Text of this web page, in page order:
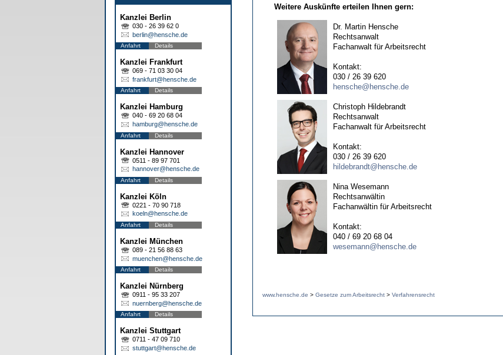
Kanzlei Berlin
030 - 26 39 62 0
berlin@hensche.de
Anfahrt Details
Kanzlei Frankfurt
069 - 71 03 30 04
frankfurt@hensche.de
Anfahrt Details
Kanzlei Hamburg
040 - 69 20 68 04
hamburg@hensche.de
Anfahrt Details
Kanzlei Hannover
0511 - 89 97 701
hannover@hensche.de
Anfahrt Details
Kanzlei Köln
0221 - 70 90 718
koeln@hensche.de
Anfahrt Details
Kanzlei München
089 - 21 56 88 63
muenchen@hensche.de
Anfahrt Details
Kanzlei Nürnberg
0911 - 95 33 207
nuernberg@hensche.de
Anfahrt Details
Kanzlei Stuttgart
0711 - 47 09 710
stuttgart@hensche.de
Weitere Auskünfte erteilen Ihnen gern:
Dr. Martin Hensche
Rechtsanwalt
Fachanwalt für Arbeitsrecht
Kontakt:
030 / 26 39 620
hensche@hensche.de
Christoph Hildebrandt
Rechtsanwalt
Fachanwalt für Arbeitsrecht
Kontakt:
030 / 26 39 620
hildebrandt@hensche.de
Nina Wesemann
Rechtsanwältin
Fachanwältin für Arbeitsrecht
Kontakt:
040 / 69 20 68 04
wesemann@hensche.de
www.hensche.de > Gesetze zum Arbeitsrecht > Verfahrensrecht